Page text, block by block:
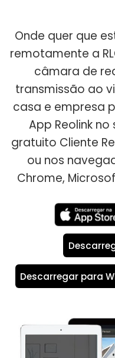
Onde quer que
remotamente a
câmara de
transmissão ao
casa e empresa
App Reolink
gratuito Cliente
ou nos
Chrome,
Descarregar para